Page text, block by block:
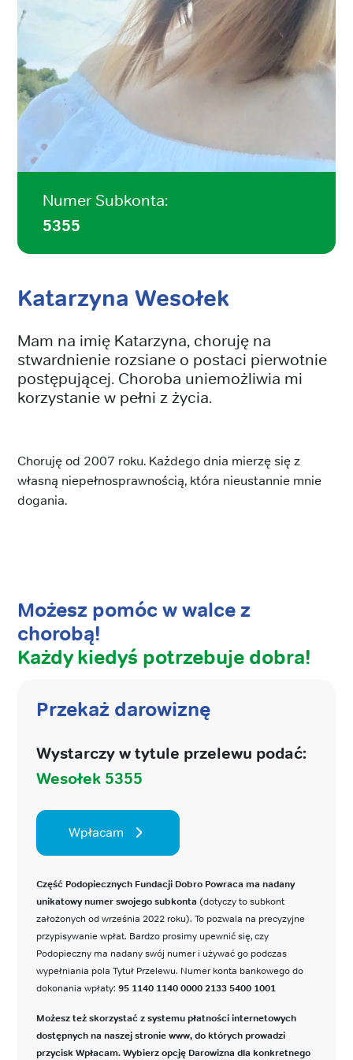
Numer Subkonta:
5355
Katarzyna Wesołek
Mam na imię Katarzyna, choruję na
stwardnienie rozsiane o postaci pierwotnie
postępującej. Choroba uniemożliwia mi
korzystanie w pełni z życia.
Choruję od 2007 roku. Każdego dnia mierzę się z
własną niepełnosprawnością, która nieustannie mnie
dogania.
Możesz pomóc w walce z
chorobą!
Każdy kiedyś potrzebuje dobra!
Przekaż darowiznę
Wystarczy w tytule przelewu podać:
Wesołek 5355
Wpłacam
Część Podopiecznych Fundacji Dobro Powraca ma nadany
unikatowy numer swojego subkonta (dotyczy to subkont
założonych od września 2022 roku). To pozwala na precyzyjne
przypisywanie wpłat. Bardzo prosimy upewnić się, czy
Podopieczny ma nadany swój numer i używać go podczas
wypełniania pola Tytuł Przelewu. Numer konta bankowego do
dokonania wpłaty: 95 1140 1140 0000 2133 5400 1001
Możesz też skorzystać z systemu płatności internetowych
dostępnych na naszej stronie www, do których prowadzi
przycisk Wpłacam. Wybierz opcję Darowizna dla konkretnego